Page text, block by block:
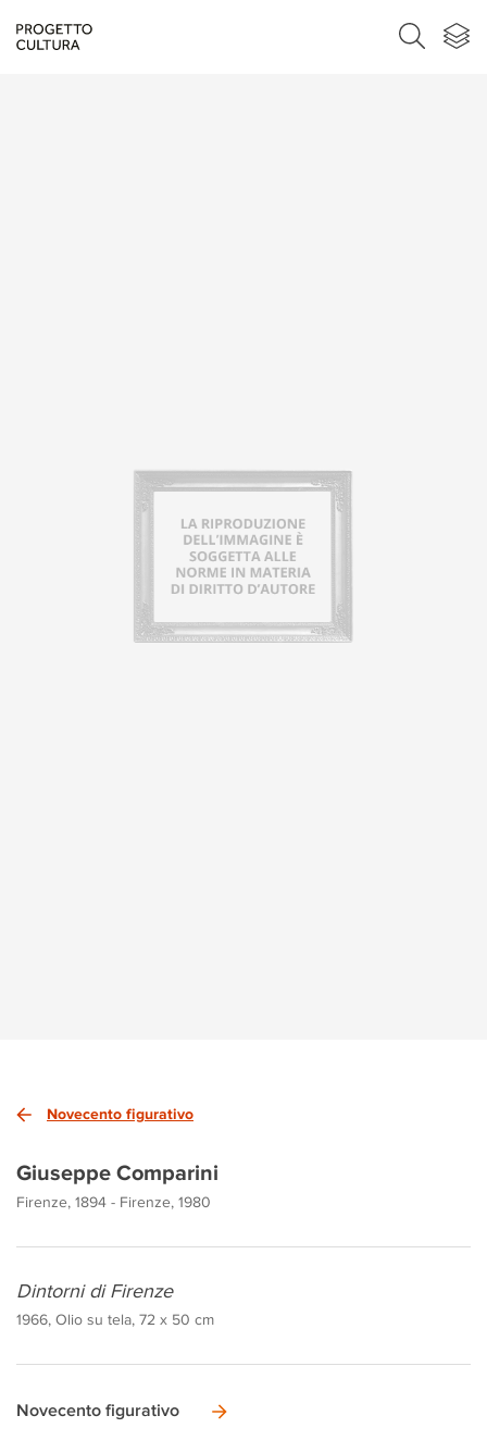
Novecento figurativo
Giuseppe Comparini
Firenze, 1894 - Firenze, 1980
Dintorni di Firenze
1966, Olio su tela, 72 x 50 cm
Novecento figurativo